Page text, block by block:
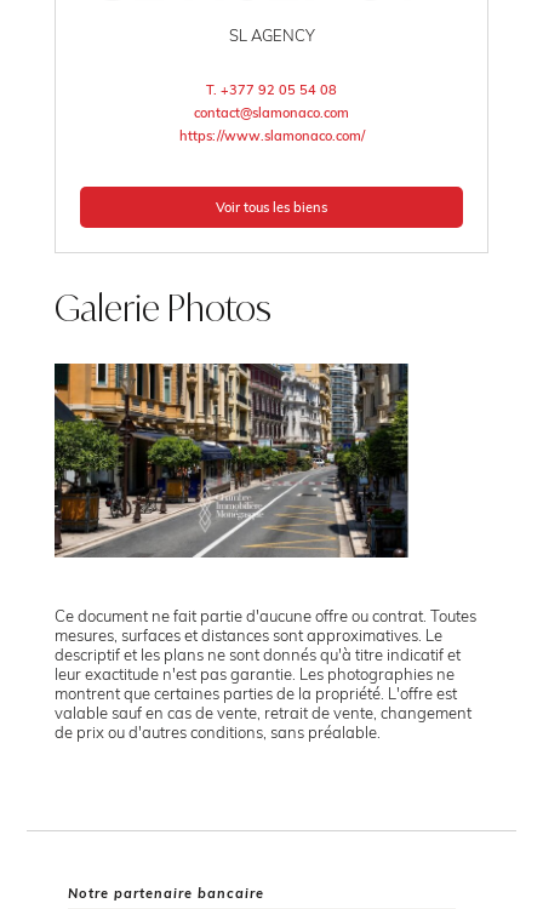
SL AGENCY
T. +377 92 05 54 08
contact@slamonaco.com
https://www.slamonaco.com/
Voir tous les biens
Galerie Photos
Ce document ne fait partie d'aucune offre ou contrat. Toutes
mesures, surfaces et distances sont approximatives. Le
descriptif et les plans ne sont donnés qu'à titre indicatif et
leur exactitude n'est pas garantie. Les photographies ne
montrent que certaines parties de la propriété. L'offre est
valable sauf en cas de vente, retrait de vente, changement
de prix ou d'autres conditions, sans préalable.
Notre partenaire bancaire